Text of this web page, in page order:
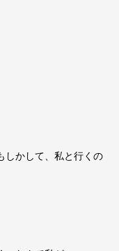
かして、私と行くの